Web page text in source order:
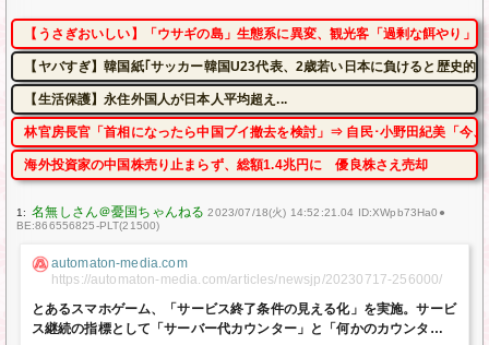
【うさぎおいしい】「ウサギの島」生態系に異変、観光客「過剰な餌やり
【ヤバすぎ】韓国紙｢サッカー韓国U23代表、2歳若い日本に負けると歴史的
【生活保護】永住外国人が日本人平均超え...
林官房長官「首相になったら中国ブイ撤去を検討」⇒ 自民･小野田紀美「今
海外投資家の中国株売り止まらず、総額1.4兆円に 優良株さえ売却
1:
2023/07/18(火) 14:52:21.04 ID:XWpb73Ha0●
BE:866556825-PLT(21500)
automaton-media.com
https://automaton-media.com/articles/newsjp/20230717-256000/
とあるスマホゲーム、「サービス終了条件の見える化」を実施。サービ
ス継続の指標として「サーバー代カウンター」と「何かのカウンター」